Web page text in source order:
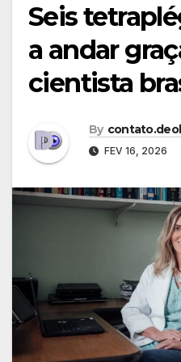
Seis
a andar
cientista
By
FEV 16, 2026